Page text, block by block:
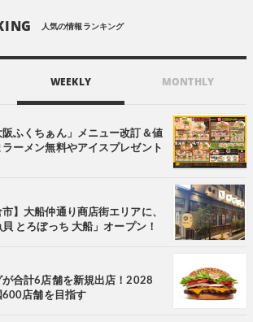
人気の情報ランキング
WEEKLY MONTHLY
阪ふくちぁん」メニュー改訂＆値
ラーメン無料やアイスプレゼント
市】大船仲通り商店街エリアに、
とろぼっち 大船」オープン！
が合計6店舗を新規出店！2028
600店舗を目指す